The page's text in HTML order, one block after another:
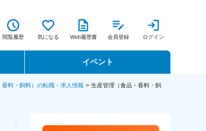
閲覧履歴 気になる Web履歴書 会員登録 ログイン
イベント
転職イベント・転職セミナー
料・飼料）の転職・求人情報
生産管理（食品・香料・飼